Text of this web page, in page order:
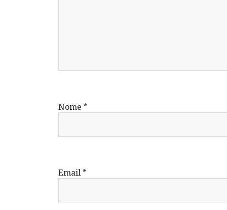
Nome *
Email *